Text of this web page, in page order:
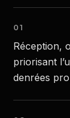
01
Réception,
priorisant
denrées